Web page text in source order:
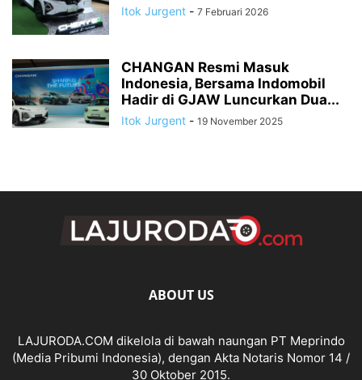
Itok Jurgent - 7 Februari 2026
CHANGAN Resmi Masuk
Indonesia, Bersama Indomobil
Hadir di GJAW Luncurkan Dua...
Itok Jurgent - 19 November 2025
ABOUT US
LAJURODA.COM dikelola di bawah naungan PT Meprindo
(Media Pribumi Indonesia), dengan Akta Notaris Nomor 14 /
30 Oktober 2015.